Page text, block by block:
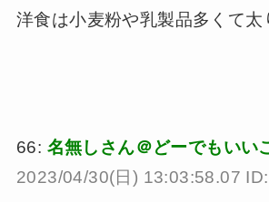
洋食は小麦粉や乳製品多くて太
66: 名無しさん＠どーでもいい
2023/04/30(日) 13:03:58.07